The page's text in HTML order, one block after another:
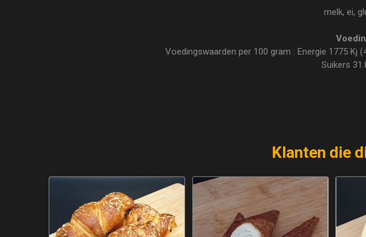
melk, ei,
Voedingswaarden per 100 gram : Energie 1775 Kj
Suikers
Klanten die